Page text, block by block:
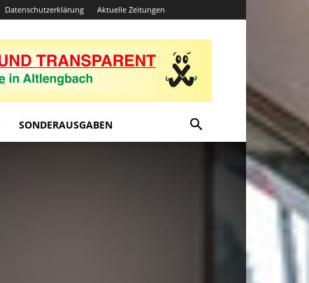
Datenschutzerklärung Aktuelle Zeitungen
SONDERAUSGABEN